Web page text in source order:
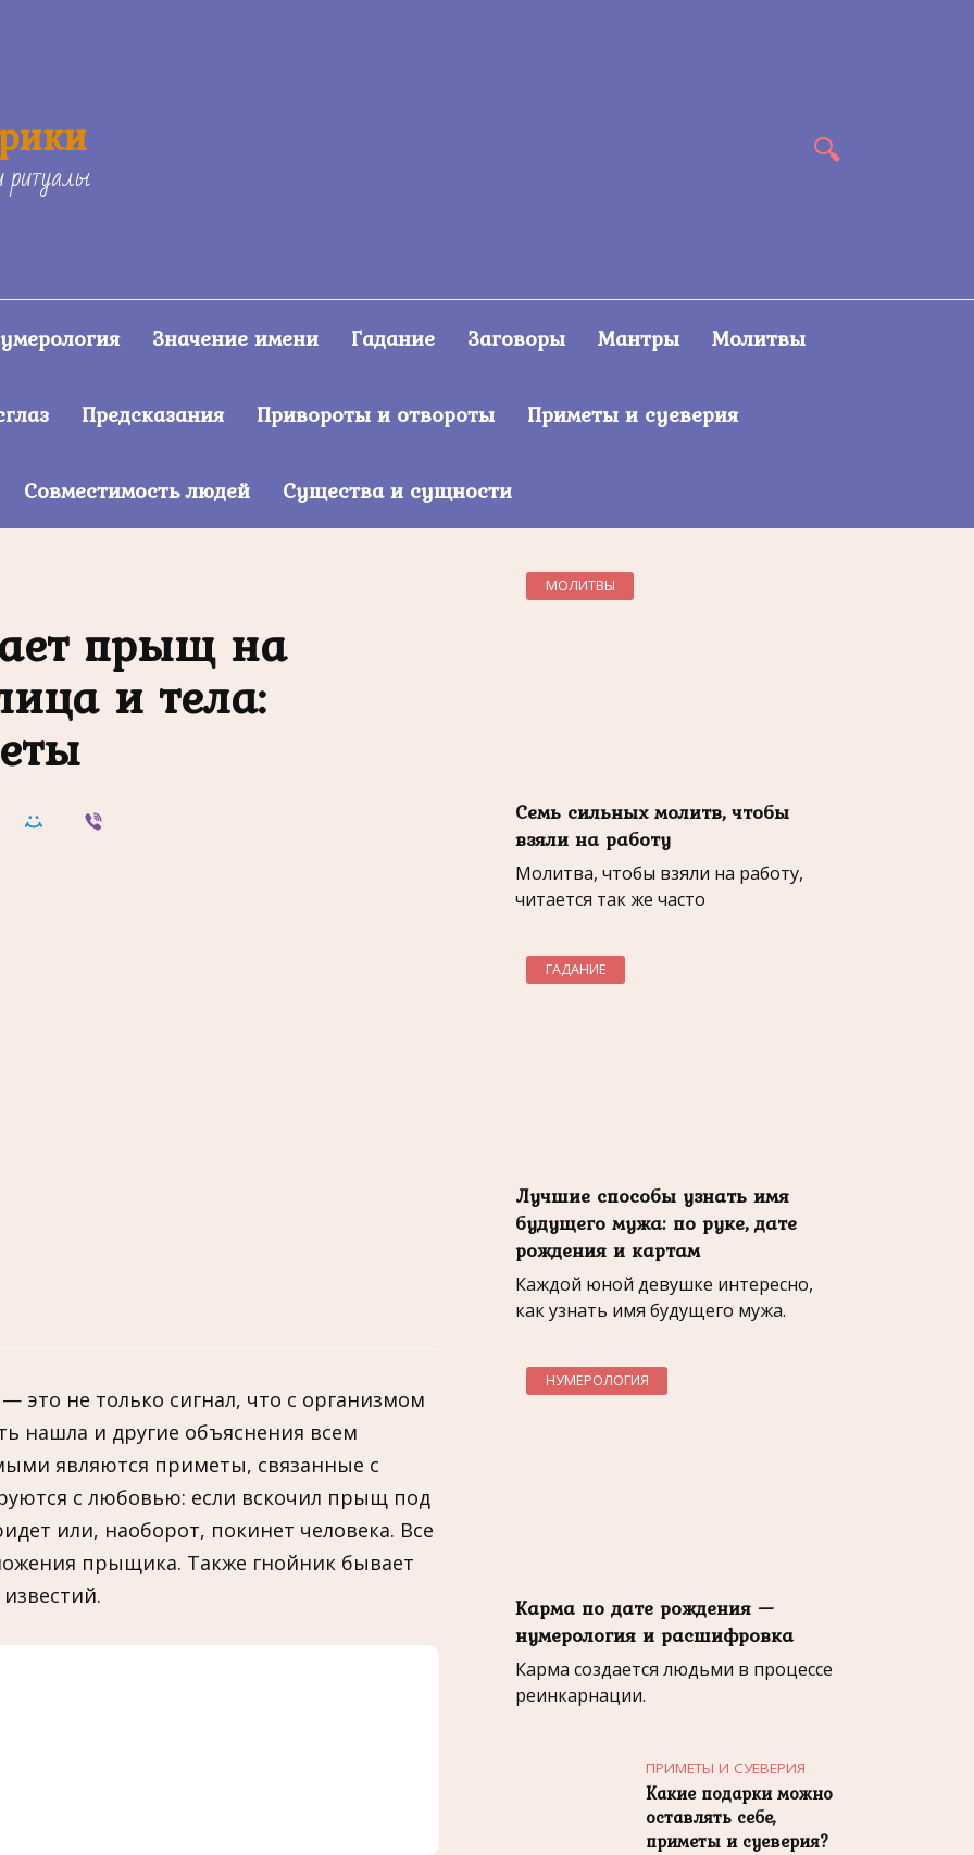
ритуалы
Значение имени Гадание Заговоры Мантры Молитвы
Предсказания Привороты и отвороты Приметы и суеверия
Совместимость людей Существа и сущности
прыщ на
и тела:
не только сигнал, что с организмом
нашла и другие объяснения всем
являются приметы, связанные с
с любовью: если вскочил прыщ под
или, наоборот, покинет человека. Все
прыщика. Также гнойник бывает
МОЛИТВЫ
Семь сильных молитв, чтобы
взяли на работу
Молитва, чтобы взяли на работу,
читается так же часто
ГАДАНИЕ
Лучшие способы узнать имя
будущего мужа: по руке, дате
рождения и картам
Каждой юной девушке интересно,
как узнать имя будущего мужа.
НУМЕРОЛОГИЯ
Карма по дате рождения —
нумерология и расшифровка
Карма создается людьми в процессе
реинкарнации.
ПРИМЕТЫ И СУЕВЕРИЯ
Какие подарки можно
оставлять себе,
приметы и суеверия?